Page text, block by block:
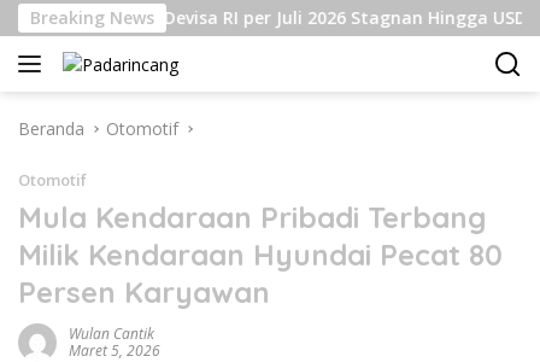
Langsung
ke
konten
Breaking News
Cadangan Devisa RI per Juli 2026 Stagnan Hingga USD145
Beranda Otomotif
Otomotif
Mula Kendaraan Pribadi Terbang
Milik Kendaraan Hyundai Pecat 80
Persen Karyawan
Wulan Cantik
Maret 5, 2026